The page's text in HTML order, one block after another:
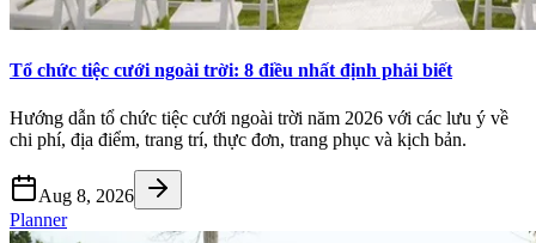
Tổ chức tiệc cưới ngoài trời: 8 điều nhất định phải biết
Hướng dẫn tổ chức tiệc cưới ngoài trời năm 2026 với các lưu ý về
chi phí, địa điểm, trang trí, thực đơn, trang phục và kịch bản.
Aug 8, 2026
Planner